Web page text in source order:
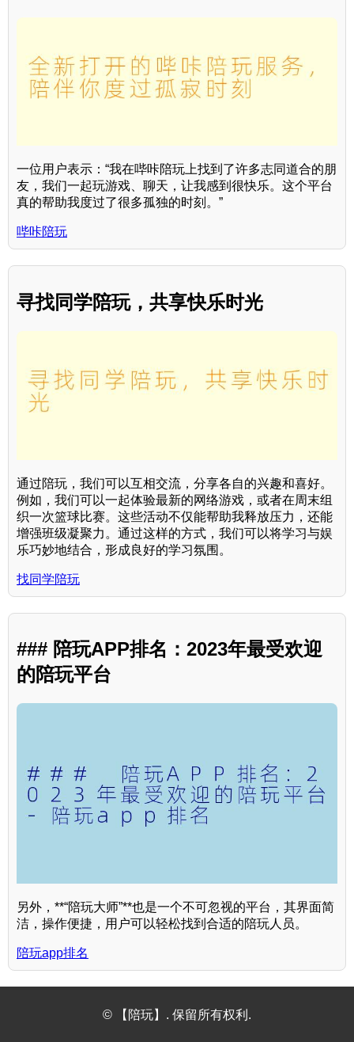
一位用户表示：“我在哔咔陪玩上找到了许多志同道合的朋
友，我们一起玩游戏、聊天，让我感到很快乐。这个平台
真的帮助我度过了很多孤独的时刻。”
哔咔陪玩
寻找同学陪玩，共享快乐时光
通过陪玩，我们可以互相交流，分享各自的兴趣和喜好。
例如，我们可以一起体验最新的网络游戏，或者在周末组
织一次篮球比赛。这些活动不仅能帮助我释放压力，还能
增强班级凝聚力。通过这样的方式，我们可以将学习与娱
乐巧妙地结合，形成良好的学习氛围。
找同学陪玩
### 陪玩APP排名：2023年最受欢迎
的陪玩平台
另外，**“陪玩大师”**也是一个不可忽视的平台，其界面简
洁，操作便捷，用户可以轻松找到合适的陪玩人员。
陪玩app排名
© 【陪玩】. 保留所有权利.